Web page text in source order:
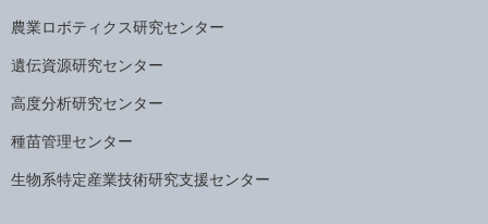
農業ロボティクス研究センター
遺伝資源研究センター
高度分析研究センター
種苗管理センター
生物系特定産業技術研究支援センター